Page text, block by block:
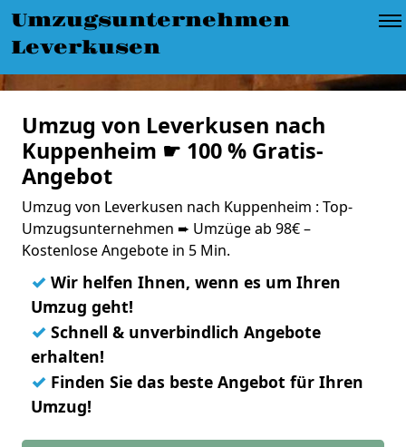
Umzugsunternehmen
Leverkusen
Umzug von Leverkusen nach
Kuppenheim ☛ 100 % Gratis-
Angebot
Umzug von Leverkusen nach Kuppenheim : Top-
Umzugsunternehmen ➨ Umzüge ab 98€ –
Kostenlose Angebote in 5 Min.
✓ Wir helfen Ihnen, wenn es um Ihren
Umzug geht!
✓ Schnell & unverbindlich Angebote
erhalten!
✓ Finden Sie das beste Angebot für Ihren
Umzug!